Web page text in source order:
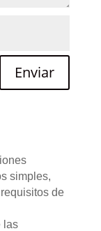
Enviar
simples,
de
las